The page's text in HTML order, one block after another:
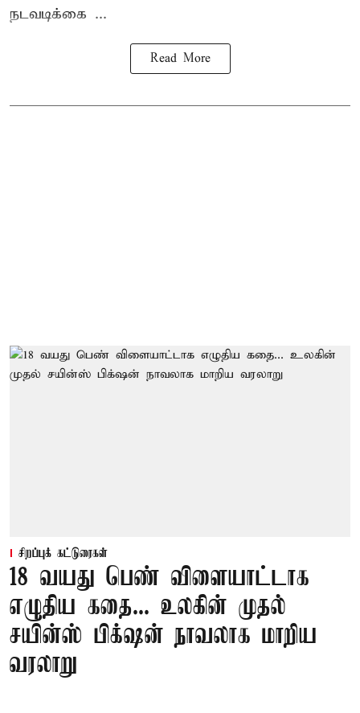
நடவடிக்கை ...
Read More
சிறப்புக் கட்டுரைகள்
18 வயது பெண் விளையாட்டாக
எழுதிய கதை... உலகின் முதல்
சயின்ஸ் பிக்‌ஷன் நாவலாக மாறிய
வரலாறு